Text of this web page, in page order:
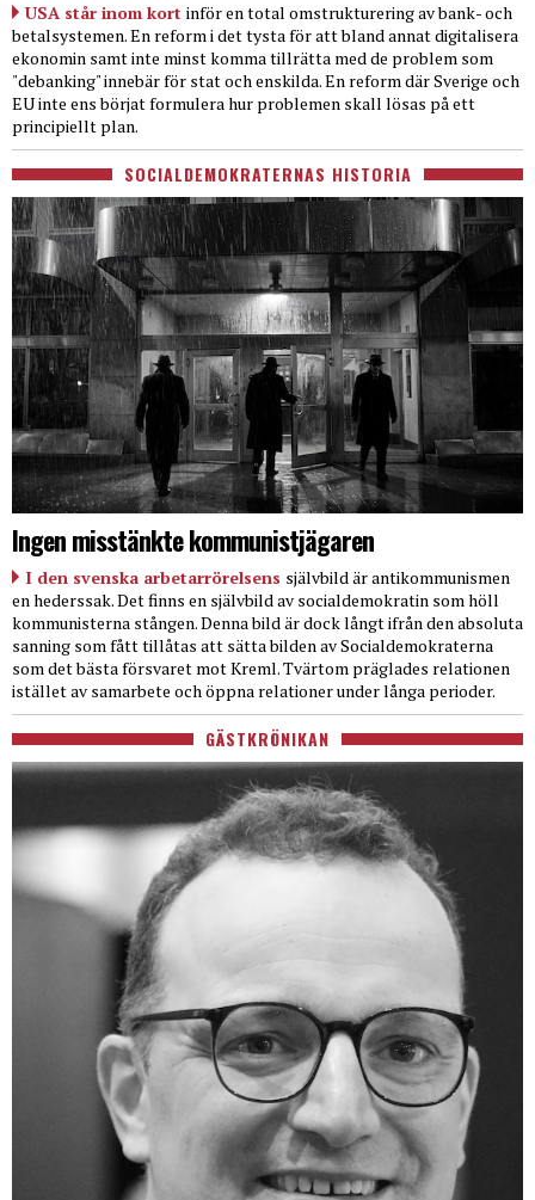
USA står inom kort inför en total omstrukturering av bank- och
betalsystemen. En reform i det tysta för att bland annat digitalisera
ekonomin samt inte minst komma tillrätta med de problem som
"debanking" innebär för stat och enskilda. En reform där Sverige och
EU inte ens börjat formulera hur problemen skall lösas på ett
principiellt plan.
SOCIALDEMOKRATERNAS HISTORIA
Ingen misstänkte kommunistjägaren
I den svenska arbetarrörelsens självbild är antikommunismen
en hederssak. Det finns en självbild av socialdemokratin som höll
kommunisterna stången. Denna bild är dock långt ifrån den absoluta
sanning som fått tillåtas att sätta bilden av Socialdemokraterna
som det bästa försvaret mot Kreml. Tvärtom präglades relationen
istället av samarbete och öppna relationer under långa perioder.
GÄSTKRÖNIKAN